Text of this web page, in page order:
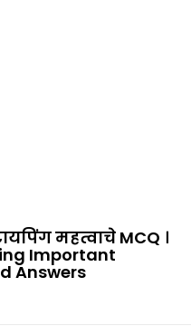
महत्वाचे MCQ ।
Important
Answers